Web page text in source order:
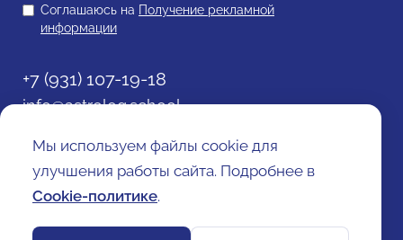
Мы используем файлы cookie для
улучшения работы сайта. Подробнее в
Cookie-политике.
Соглашаюсь на Получение рекламной
информации
+7 (931) 107-19-18
info@astrolog.school
Согласие на получение рекламной информации
Договор оферты